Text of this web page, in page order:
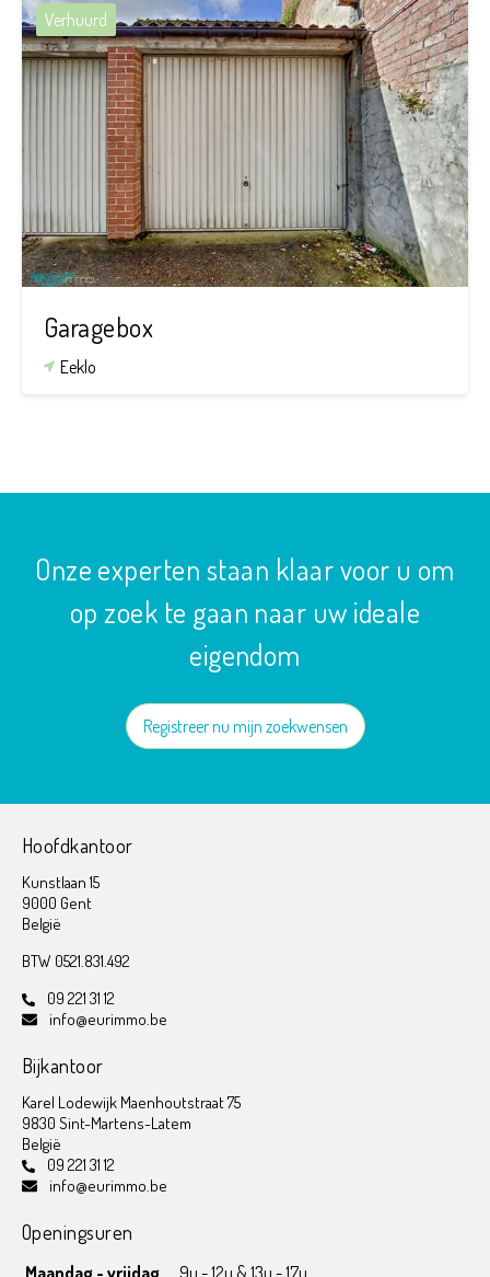
Verhuurd
Garagebox
Eeklo
Onze experten staan klaar voor u om
op zoek te gaan naar uw ideale
eigendom
Registreer nu mijn zoekwensen
Hoofdkantoor
Kunstlaan 15
9000 Gent
België
BTW 0521.831.492
09 221 31 12
info@eurimmo.be
Bijkantoor
Karel Lodewijk Maenhoutstraat 75
9830 Sint-Martens-Latem
België
09 221 31 12
info@eurimmo.be
Openingsuren
Maandag - vrijdag 9u - 12u & 13u - 17u